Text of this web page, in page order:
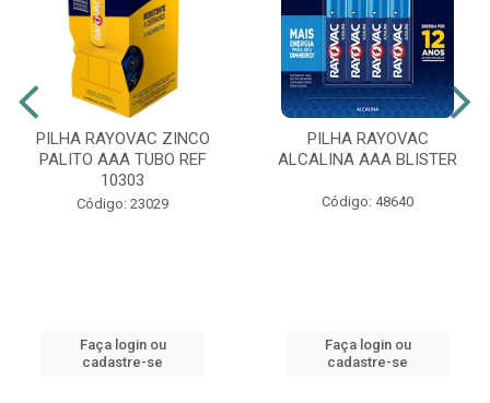
PILHA RAYOVAC ZINCO
PALITO AAA TUBO REF
10303
Código: 23029
Faça login ou
cadastre-se
PILHA RAYOVAC
ALCALINA AAA BLISTER
Código: 48640
Faça login ou
cadastre-se